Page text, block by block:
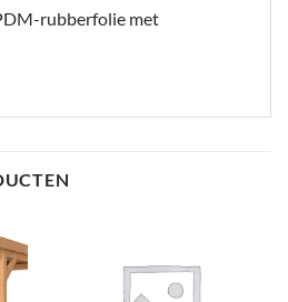
rubberfolie met